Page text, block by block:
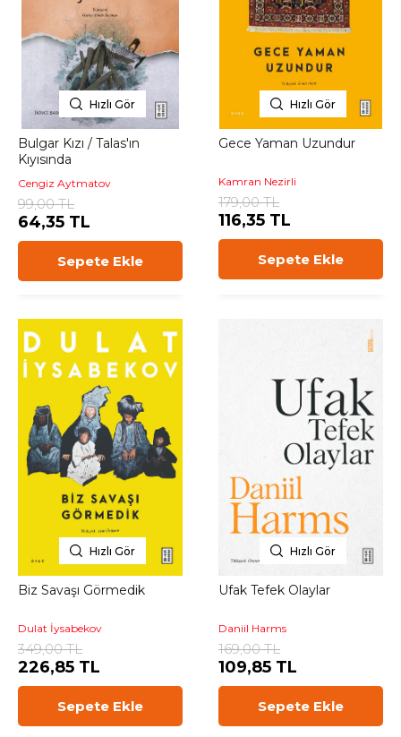
Hızlı Gör
Bulgar Kızı / Talas'ın
Kıyısında
Cengiz Aytmatov
99,00 TL
64,35 TL
Sepete Ekle
Hızlı Gör
Gece Yaman Uzundur
Kamran Nezirli
179,00 TL
116,35 TL
Sepete Ekle
Hızlı Gör
Biz Savaşı Görmedik
Dulat İysabekov
349,00 TL
226,85 TL
Sepete Ekle
Hızlı Gör
Ufak Tefek Olaylar
Daniil Harms
169,00 TL
109,85 TL
Sepete Ekle